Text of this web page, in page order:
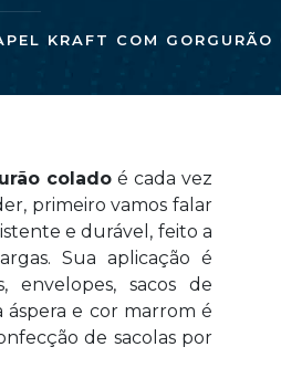
KRAFT COM GORGURÃO
colado é cada vez
primeiro vamos falar
e durável, feito a
Sua aplicação é
envelopes, sacos de
áspera e cor marrom é
de sacolas por